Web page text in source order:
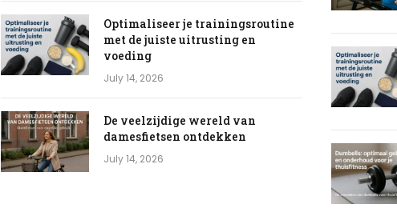
Optimaliseer je trainingsroutine
met de juiste uitrusting en
voeding
July 14, 2026
De veelzijdige wereld van
damesfietsen ontdekken
July 14, 2026